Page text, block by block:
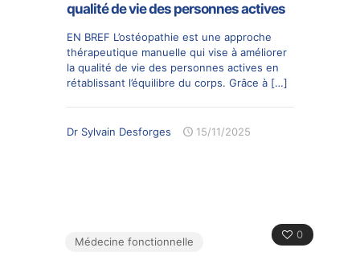
qualité de vie des personnes actives
EN BREF L’ostéopathie est une approche
thérapeutique manuelle qui vise à améliorer
la qualité de vie des personnes actives en
rétablissant l’équilibre du corps. Grâce à […]
Dr Sylvain Desforges 15/11/2025
0
Médecine fonctionnelle